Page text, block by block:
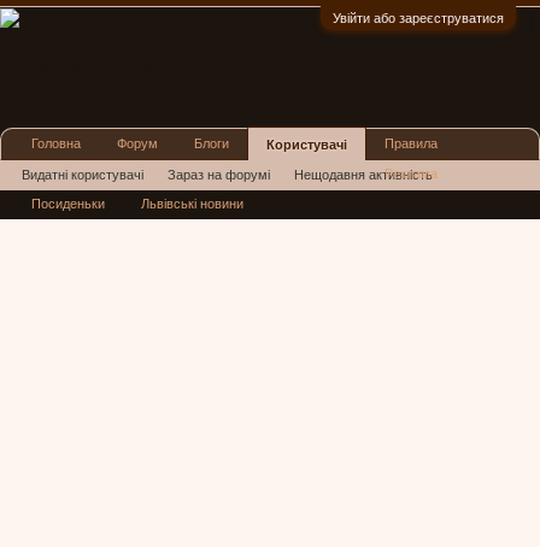
Увійти або зареєструватися
Головна Форум Блоги Користувачі
Видатні користувачі Зараз на форумі Нещодавня активність
Нові повідомлення профілю
Правила
Реклама
Посиденьки Львівські новини